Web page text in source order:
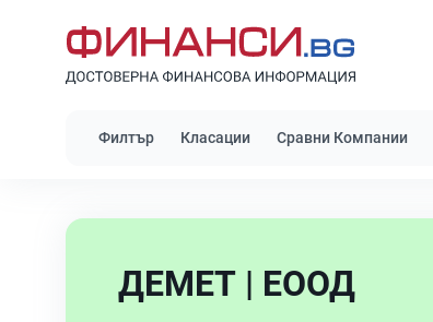
Филтър Класации Сравни Компании
ДЕМЕТ | ЕООД